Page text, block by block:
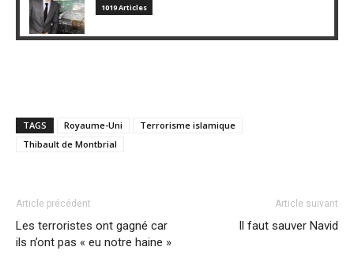
1019 Articles
TAGS Royaume-Uni
Terrorisme islamique
Thibault de Montbrial
Article précédent
Les terroristes ont gagné car
ils n’ont pas « eu notre haine »
Article suivant
Il faut sauver Navid